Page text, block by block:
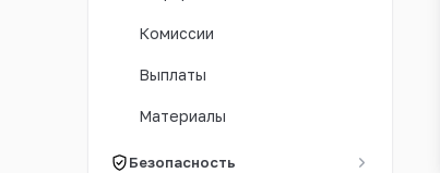
Комиссии
Выплаты
Материалы
Безопасность